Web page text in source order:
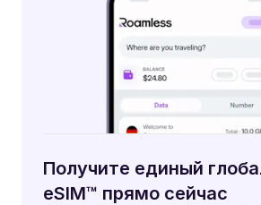
Получите единый
eSIM™ прямо сейчас